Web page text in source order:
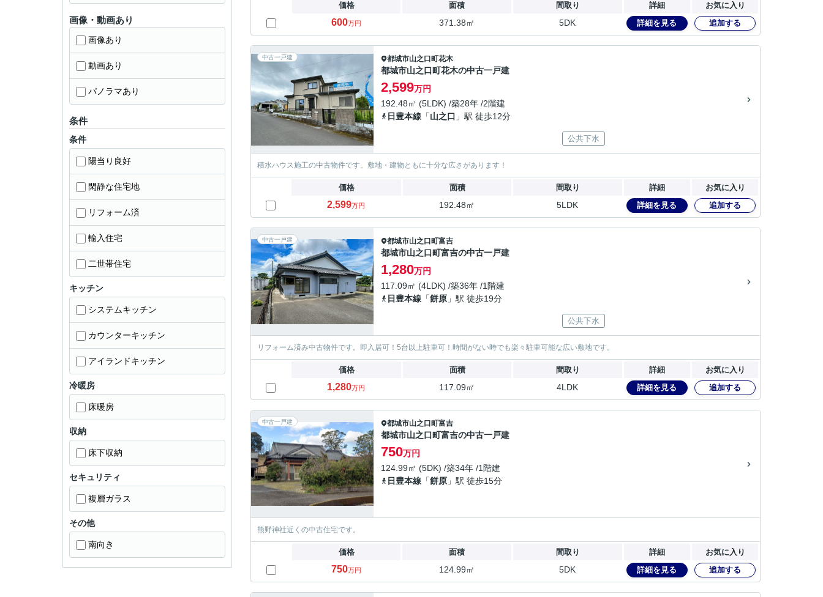
価格 面積 間取り 詳細 お気に入り
600万円 371.38㎡ 5DK 詳細を見る 追加する
中古一戸建 都城市山之口町花木
都城市山之口町花木の中古一戸建
2,599万円
192.48㎡ (5LDK) /築28年 /2階建
日豊本線 「山之口 」駅 徒歩12分
公共下水
積水ハウス施工の中古物件です。敷地・建物ともに十分な広さがあります！
価格 面積 間取り 詳細 お気に入り
2,599万円 192.48㎡ 5LDK 詳細を見る 追加する
中古一戸建 都城市山之口町富吉
都城市山之口町富吉の中古一戸建
1,280万円
117.09㎡ (4LDK) /築36年 /1階建
日豊本線 「餅原 」駅 徒歩19分
公共下水
リフォーム済み中古物件です。即入居可！5台以上駐車可！時間がない時でも楽々駐車可能な広い敷地です。
価格 面積 間取り 詳細 お気に入り
1,280万円 117.09㎡ 4LDK 詳細を見る 追加する
中古一戸建 都城市山之口町富吉
都城市山之口町富吉の中古一戸建
750万円
124.99㎡ (5DK) /築34年 /1階建
日豊本線 「餅原 」駅 徒歩15分
熊野神社近くの中古住宅です。
価格 面積 間取り 詳細 お気に入り
750万円 124.99㎡ 5DK 詳細を見る 追加する
画像・動画あり
画像あり
動画あり
パノラマあり
条件
条件
陽当り良好
閑静な住宅地
リフォーム済
輸入住宅
二世帯住宅
キッチン
システムキッチン
カウンターキッチン
アイランドキッチン
冷暖房
床暖房
収納
床下収納
セキュリティ
複層ガラス
その他
南向き